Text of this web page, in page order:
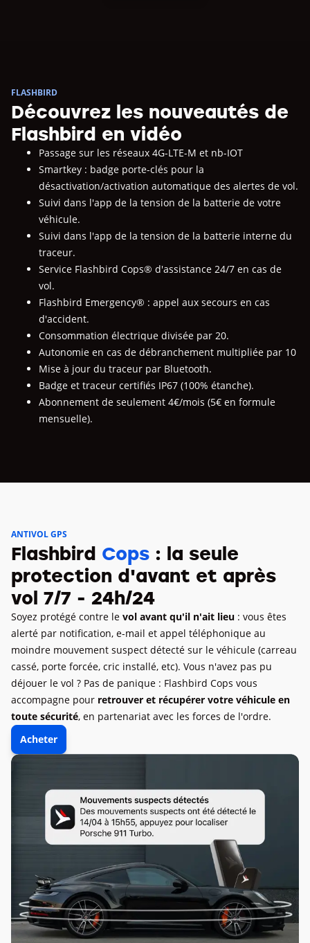
FLASHBIRD
Découvrez les nouveautés de
Flashbird en vidéo
Passage sur les réseaux 4G-LTE-M et nb-IOT
Smartkey : badge porte-clés pour la
désactivation/activation automatique des alertes de vol.
Suivi dans l'app de la tension de la batterie de votre
véhicule.
Suivi dans l'app de la tension de la batterie interne du
traceur.
Service Flashbird Cops® d'assistance 24/7 en cas de
vol.
Flashbird Emergency® : appel aux secours en cas
d'accident.
Consommation électrique divisée par 20.
Autonomie en cas de débranchement multipliée par 10
Mise à jour du traceur par Bluetooth.
Badge et traceur certifiés IP67 (100% étanche).
Abonnement de seulement 4€/mois (5€ en formule
mensuelle).
ANTIVOL GPS
Flashbird Cops : la seule
protection d'avant et après
vol 7/7 - 24h/24
Soyez protégé contre le vol avant qu'il n'ait lieu : vous êtes
alerté par notification, e-mail et appel téléphonique au
moindre mouvement suspect détecté sur le véhicule (carreau
cassé, porte forcée, cric installé, etc). Vous n'avez pas pu
déjouer le vol ? Pas de panique : Flashbird Cops vous
accompagne pour retrouver et récupérer votre véhicule en
toute sécurité, en partenariat avec les forces de l'ordre.
Acheter